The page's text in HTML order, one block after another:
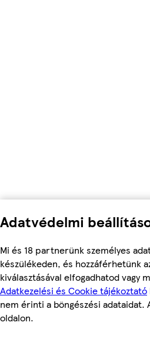
Adatvédelmi
Mi és 18 partnerünk személyes
készülékeden, és hozzáférhetünk
kiválasztásával elfogadhatod vagy
Adatkezelési és Cookie tájékoztató
nem érinti a böngészési adataidat.
oldalon.